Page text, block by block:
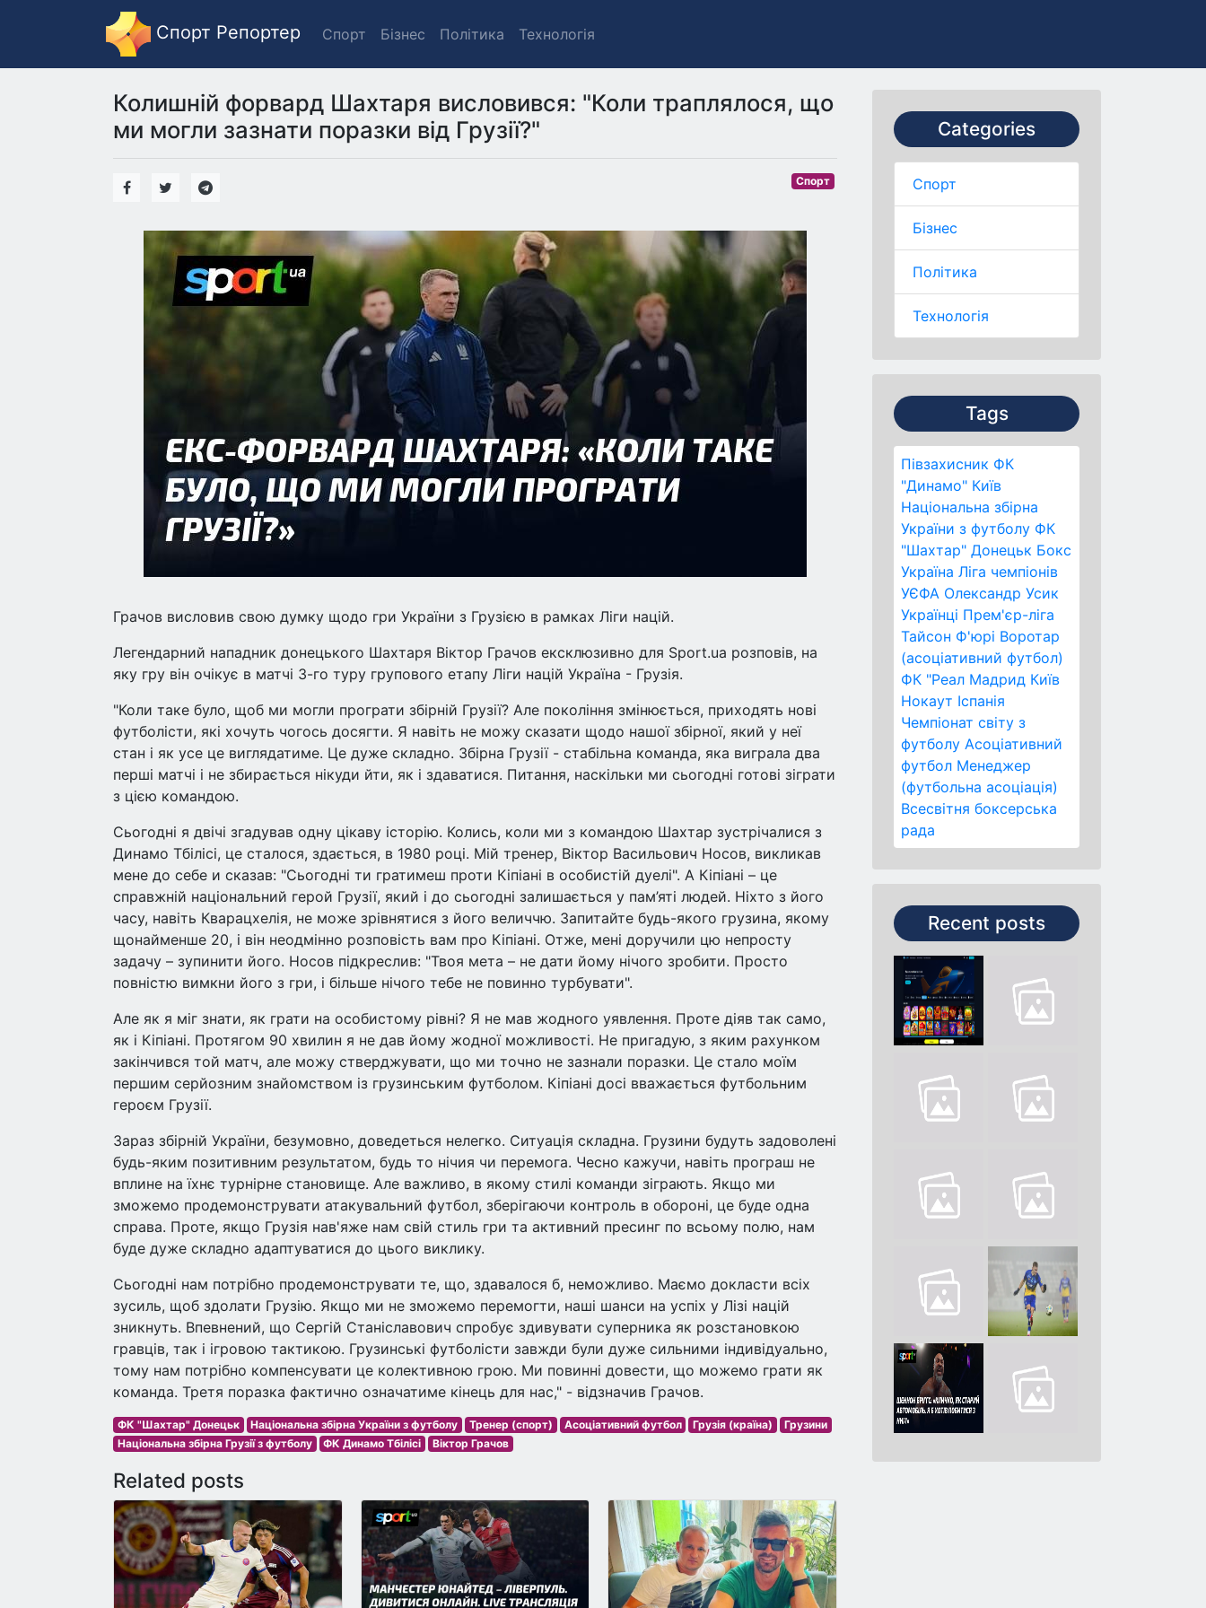
Спорт Репортер Спорт Бізнес Політика Технологія
Categories
Спорт
Бізнес
Політика
Технологія
Tags
Півзахисник ФК
"Динамо" Київ
Національна збірна
України з футболу ФК
"Шахтар" Донецьк Бокс
Україна Ліга чемпіонів
УЄФА Олександр Усик
Українці Прем'єр-ліга
Тайсон Ф'юрі Воротар
(асоціативний футбол)
ФК "Реал Мадрид Київ
Нокаут Іспанія
Чемпіонат світу з
футболу Асоціативний
футбол Менеджер
(футбольна асоціація)
Всесвітня боксерська
рада
Recent posts
Колишній форвард Шахтаря висловився: "Коли траплялося, що
ми могли зазнати поразки від Грузії?"
Спорт
Грачов висловив свою думку щодо гри України з Грузією в рамках Ліги націй.
Легендарний нападник донецького Шахтаря Віктор Грачов ексклюзивно для Sport.ua розповів, на
яку гру він очікує в матчі 3-го туру групового етапу Ліги націй Україна - Грузія.
"Коли таке було, щоб ми могли програти збірній Грузії? Але покоління змінюється, приходять нові
футболісти, які хочуть чогось досягти. Я навіть не можу сказати щодо нашої збірної, який у неї
стан і як усе це виглядатиме. Це дуже складно. Збірна Грузії - стабільна команда, яка виграла два
перші матчі і не збирається нікуди йти, як і здаватися. Питання, наскільки ми сьогодні готові зіграти
з цією командою.
Сьогодні я двічі згадував одну цікаву історію. Колись, коли ми з командою Шахтар зустрічалися з
Динамо Тбілісі, це сталося, здається, в 1980 році. Мій тренер, Віктор Васильович Носов, викликав
мене до себе и сказав: "Сьогодні ти гратимеш проти Кіпіані в особистій дуелі". А Кіпіані – це
справжній національний герой Грузії, який і до сьогодні залишається у пам’яті людей. Ніхто з його
часу, навіть Кварацхелія, не може зрівнятися з його величчю. Запитайте будь-якого грузина, якому
щонайменше 20, і він неодмінно розповість вам про Кіпіані. Отже, мені доручили цю непросту
задачу – зупинити його. Носов підкреслив: "Твоя мета – не дати йому нічого зробити. Просто
повністю вимкни його з гри, і більше нічого тебе не повинно турбувати".
Але як я міг знати, як грати на особистому рівні? Я не мав жодного уявлення. Проте діяв так само,
як і Кіпіані. Протягом 90 хвилин я не дав йому жодної можливості. Не пригадую, з яким рахунком
закінчився той матч, але можу стверджувати, що ми точно не зазнали поразки. Це стало моїм
першим серйозним знайомством із грузинським футболом. Кіпіані досі вважається футбольним
героєм Грузії.
Зараз збірній України, безумовно, доведеться нелегко. Ситуація складна. Грузини будуть задоволені
будь-яким позитивним результатом, будь то нічия чи перемога. Чесно кажучи, навіть програш не
вплине на їхнє турнірне становище. Але важливо, в якому стилі команди зіграють. Якщо ми
зможемо продемонструвати атакувальний футбол, зберігаючи контроль в обороні, це буде одна
справа. Проте, якщо Грузія нав'яже нам свій стиль гри та активний пресинг по всьому полю, нам
буде дуже складно адаптуватися до цього виклику.
Сьогодні нам потрібно продемонструвати те, що, здавалося б, неможливо. Маємо докласти всіх
зусиль, щоб здолати Грузію. Якщо ми не зможемо перемогти, наші шанси на успіх у Лізі націй
зникнуть. Впевнений, що Сергій Станіславович спробує здивувати суперника як розстановкою
гравців, так і ігровою тактикою. Грузинські футболісти завжди були дуже сильними індивідуально,
тому нам потрібно компенсувати це колективною грою. Ми повинні довести, що можемо грати як
команда. Третя поразка фактично означатиме кінець для нас," - відзначив Грачов.
ФК "Шахтар" Донецьк Національна збірна України з футболу Тренер (спорт) Асоціативний футбол Грузія (країна)
Грузини
Національна збірна Грузії з футболу
ФК Динамо Тбілісі Віктор Грачов
Related posts